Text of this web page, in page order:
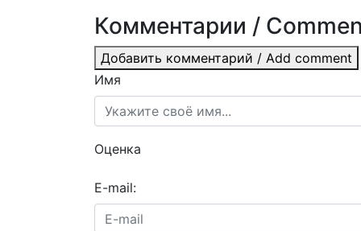
Комментарии /
Добавить комментарий / Add comment
Имя
Оценка
E-mail: